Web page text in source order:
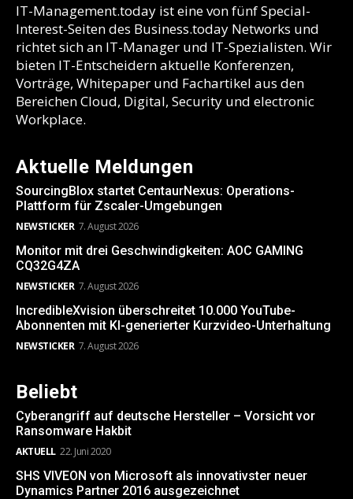
IT-Management.today ist eine von fünf Special-
Interest-Seiten des Business.today Networks und
richtet sich an IT-Manager und IT-Spezialisten. Wir
bieten IT-Entscheidern aktuelle Konferenzen,
Vorträge, Whitepaper und Fachartikel aus den
Bereichen Cloud, Digital, Security und electronic
Workplace.
Aktuelle Meldungen
SourcingBlox startet CentaurNexus: Operations-
Plattform für Zscaler-Umgebungen
NEWSTICKER 7. August 2026
Monitor mit drei Geschwindigkeiten: AOC GAMING
CQ32G4ZA
NEWSTICKER 7. August 2026
IncredibleXvision überschreitet 10.000 YouTube-
Abonnenten mit KI-generierter Kurzvideo-Unterhaltung
NEWSTICKER 7. August 2026
Beliebt
Cyberangriff auf deutsche Hersteller – Vorsicht vor
Ransomware Hakbit
AKTUELL 22. Juni 2020
SHS VIVEON von Microsoft als innovativster neuer
Dynamics Partner 2016 ausgezeichnet